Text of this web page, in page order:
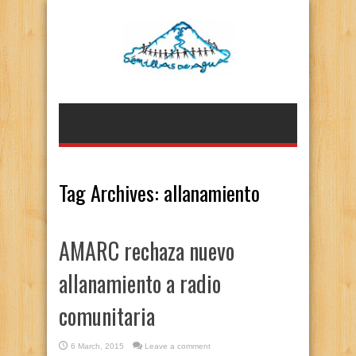
Tag Archives: allanamiento
AMARC rechaza nuevo
allanamiento a radio
comunitaria
6 March, 2015 Leave a comment